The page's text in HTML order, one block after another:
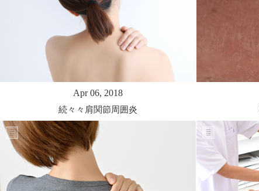
Apr 06, 2018
続々々肩関節周囲炎